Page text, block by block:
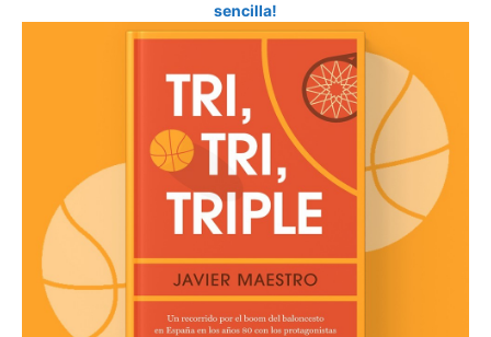
sencilla!